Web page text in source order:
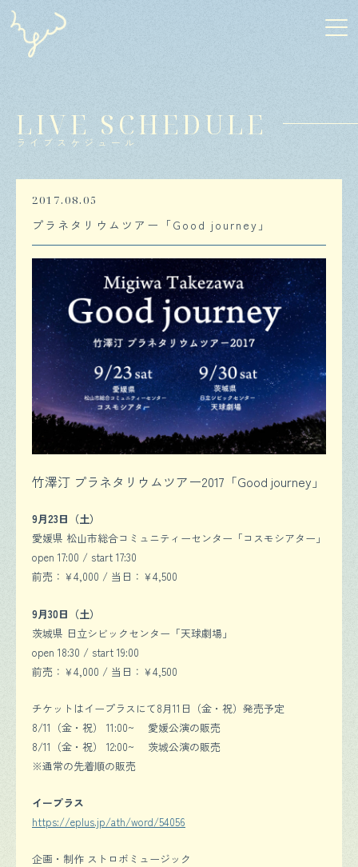
LIVE SCHEDULE
ライブスケジュール
2017.08.05
プラネタリウムツアー「Good journey」
竹澤汀 プラネタリウムツアー2017「Good journey」
9月23日（土）
愛媛県 松山市総合コミュニティーセンター「コスモシアター」
open 17:00 / start 17:30
前売：￥4,000 / 当日：￥4,500
9月30日（土）
茨城県 日立シビックセンター「天球劇場」
open 18:30 / start 19:00
前売：￥4,000 / 当日：￥4,500
チケットはイープラスにて8月11日（金・祝）発売予定
8/11（金・祝） 11:00~ 愛媛公演の販売
8/11（金・祝） 12:00~ 茨城公演の販売
※通常の先着順の販売
イープラス
https://eplus.jp/ath/word/54056
企画・制作 ストロボミュージック